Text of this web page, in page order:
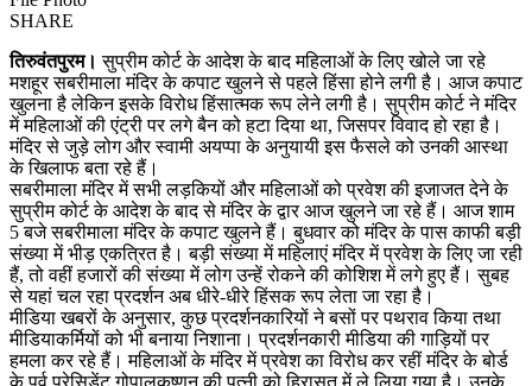
SHARE
तिरुवंतपुरम। सुप्रीम कोर्ट के आदेश के बाद महिलाओं के लिए खोले जा रहे
मशहूर सबरीमाला मंदिर के कपाट खुलने से पहले हिंसा होने लगी है। आज कपाट
खुलना है लेकिन इसके विरोध हिंसात्मक रूप लेने लगी है। सुप्रीम कोर्ट ने मंदिर
में महिलाओं की एंट्री पर लगे बैन को हटा दिया था, जिसपर विवाद हो रहा है।
मंदिर से जुड़े लोग और स्वामी अयप्पा के अनुयायी इस फैसले को उनकी आस्था
के खिलाफ बता रहे हैं।
सबरीमाला मंदिर में सभी लड़कियों और महिलाओं को प्रवेश की इजाजत देने के
सुप्रीम कोर्ट के आदेश के बाद से मंदिर के द्वार आज खुलने जा रहे हैं। आज शाम
5 बजे सबरीमाला मंदिर के कपाट खुलने हैं। बुधवार को मंदिर के पास काफी बड़ी
संख्या में भीड़ एकत्रित है। बड़ी संख्या में महिलाएं मंदिर में प्रवेश के लिए जा रही
हैं, तो वहीं हजारों की संख्या में लोग उन्हें रोकने की कोशिश में लगे हुए हैं। सुबह
से यहां चल रहा प्रदर्शन अब धीरे-धीरे हिंसक रूप लेता जा रहा है।
मीडिया खबरों के अनुसार, कुछ प्रदर्शनकारियों ने बसों पर पथराव किया तथा
मीडियाकर्मियों को भी बनाया निशाना। प्रदर्शनकारी मीडिया की गाड़ियों पर
हमला कर रहे हैं। महिलाओं के मंदिर में प्रवेश का विरोध कर रहीं मंदिर के बोर्ड
के पूर्व प्रेसिडेंट गोपालकृष्णन की पत्नी को हिरासत में ले लिया गया है। उनके